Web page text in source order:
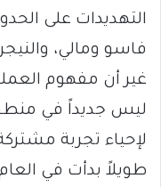
التهديدات على
فاسو ومالي،
غير أن مفهوم
ليس جديداً في
لإحياء تجربة